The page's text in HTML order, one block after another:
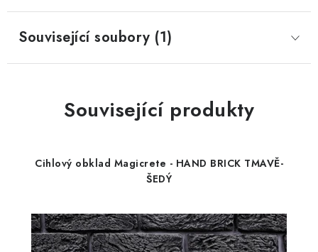
Související soubory (1)
Související produkty
Cihlový obklad Magicrete - HAND BRICK TMAVĚ-
ŠEDÝ